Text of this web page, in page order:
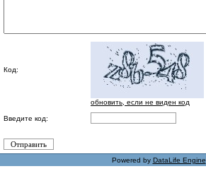
Код:
обновить, если не виден код
Введите код:
Powered by DataLife Engine